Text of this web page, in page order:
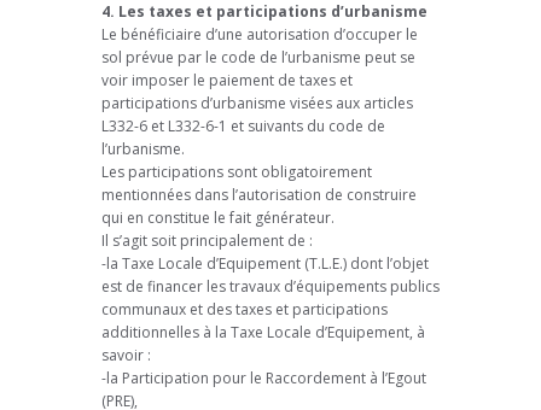
4. Les taxes et participations d’urbanisme
Le bénéficiaire d’une autorisation d’occuper le
sol prévue par le code de l’urbanisme peut se
voir imposer le paiement de taxes et
participations d’urbanisme visées aux articles
L332-6 et L332-6-1 et suivants du code de
l’urbanisme.
Les participations sont obligatoirement
mentionnées dans l’autorisation de construire
qui en constitue le fait générateur.
Il s’agit soit principalement de :
-la Taxe Locale d’Equipement (T.L.E.) dont l’objet
est de financer les travaux d’équipements publics
communaux et des taxes et participations
additionnelles à la Taxe Locale d’Equipement, à
savoir :
-la Participation pour le Raccordement à l’Egout
(PRE),